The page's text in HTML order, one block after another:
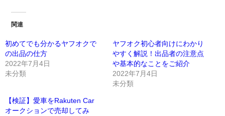
関連
初めてでも分かるヤフオクで
の出品の仕方
2022年7月4日
未分類
ヤフオク初心者向けにわかり
やすく解説！出品者の注意点
や基本的なことをご紹介
2022年7月4日
未分類
【検証】愛車をRakuten Car
オークションで売却してみ